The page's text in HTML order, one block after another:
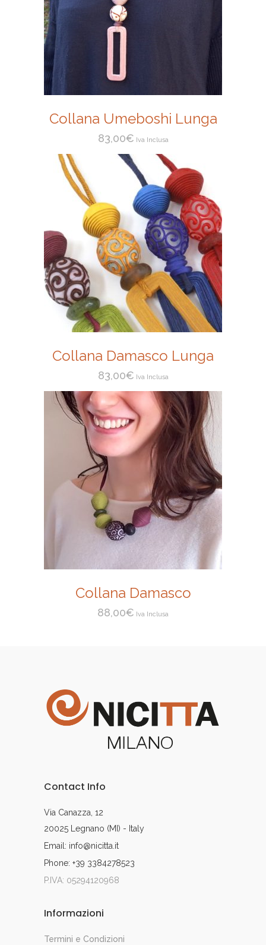
Collana Umeboshi Lunga
83,00€ Iva Inclusa
Collana Damasco Lunga
83,00€ Iva Inclusa
Collana Damasco
88,00€ Iva Inclusa
Contact Info
Via Canazza, 12
20025 Legnano (MI) - Italy
Email: info@nicitta.it
Phone: +39 3384278523
P.IVA: 05294120968
Informazioni
Termini e Condizioni